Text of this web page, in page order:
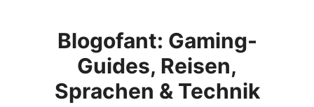
Blogofant: Gaming-
Guides, Reisen,
Sprachen & Technik